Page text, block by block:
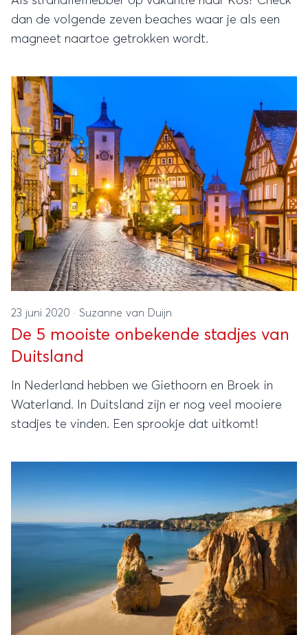
dan de volgende zeven beaches waar je als een
magneet naartoe getrokken wordt.
23 juni 2020 · Suzanne van Duijn
De 5 mooiste onbekende stadjes van
Duitsland
In Nederland hebben we Giethoorn en Broek in
Waterland. In Duitsland zijn er nog veel mooiere
stadjes te vinden. Een sprookje dat uitkomt!